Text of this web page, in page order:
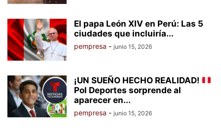
El papa León XIV en Perú: Las 5
ciudades que incluiría...
pempresa - junio 15, 2026
¡UN SUEÑO HECHO REALIDAD!
Pol Deportes sorprende al
aparecer en...
pempresa - junio 15, 2026